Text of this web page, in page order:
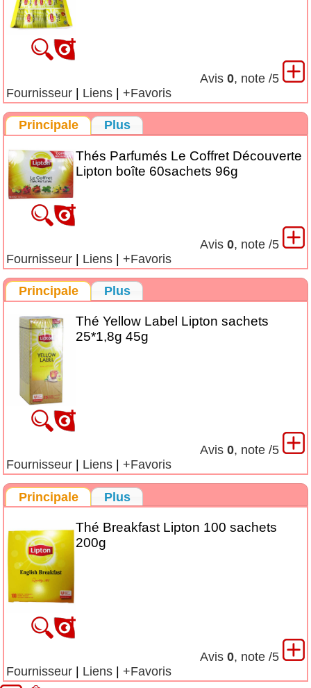
Avis 0, note /5
Fournisseur
Liens |+Favoris
Principale Plus
Thés Parfumés Le Coffret Découverte
Lipton boîte 60sachets 96g
Avis 0, note /5
Fournisseur | Liens |+Favoris
Principale Plus
Thé Yellow Label Lipton sachets
25*1,8g 45g
Avis 0, note /5
Fournisseur
Liens |+Favoris
Principale Plus
Thé Breakfast Lipton 100 sachets
200g
Avis 0, note /5
Fournisseur
Liens |+Favoris